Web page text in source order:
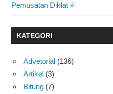
Post:
Pemusatan Diklat
KATEGORI
Advetorial (136)
Artikel (3)
Bitung (7)